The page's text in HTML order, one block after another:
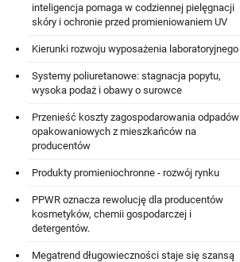
inteligencja pomaga w codziennej pielęgnacji
skóry i ochronie przed promieniowaniem UV
Kierunki rozwoju wyposażenia laboratoryjnego
Systemy poliuretanowe: stagnacja popytu,
wysoka podaż i obawy o surowce
Przenieść koszty zagospodarowania odpadów
opakowaniowych z mieszkańców na
producentów
Produkty promieniochronne - rozwój rynku
PPWR oznacza rewolucję dla producentów
kosmetyków, chemii gospodarczej i
detergentów.
Megatrend długowieczności staje się szansą